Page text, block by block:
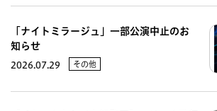
「ナイトミラージュ」一部公演中止のお
知らせ
2026.07.29 その他